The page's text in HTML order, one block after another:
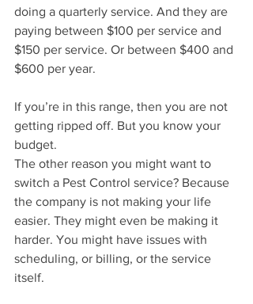
doing a quarterly service. And they are
paying between $100 per service and
$150 per service. Or between $400 and
$600 per year.
If you’re in this range, then you are not
getting ripped off. But you know your
budget.
The other reason you might want to
switch a Pest Control service? Because
the company is not making your life
easier. They might even be making it
harder. You might have issues with
scheduling, or billing, or the service
itself.